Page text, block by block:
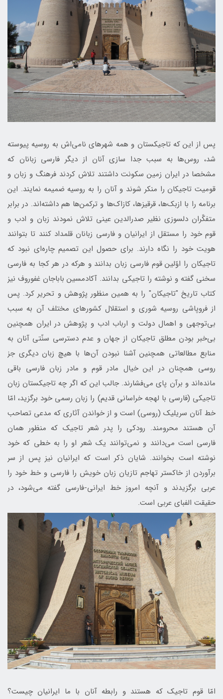
پس از این که تاجیکستان و همه شهرهای نامی‌اش به روسیه پیوسته
شد، روس‌ها به سبب جدا سازی آنان از دیگر فارسی زبانان که
مشخصا در ایران زمین سکونت داشتند تلاش کردند فرهنگ و زبان و
قومیت تاجیکان را منکر شوند و آنان را به روسیه ضمیمه نمایند. این
برنامه را با ازبک‌ها، قرقیزها، کازاک‌ها و ترکمن‌ها هم داشته‌اند. در برابر
متفکّران دلسوزی نظیر صدرالدین عینی تلاش نمودند زبان و ادب و
قوم خود را مستقل از ایرانیان و فارسی زبانان قلمداد کنند تا بتوانند
هویت خود را نگاه دارند. برای حصول این تصمیم چاره‌ای نبود که
تاجیکان را اوّلین قوم فارسی زبان بدانند و هرکه در هر کجا به فارسی
سخنی گفته و نوشته را تاجیکی بدانند. آکادمسین باباجان غفوروف نیز
کتاب تاریخ "تاجیکان" را به همین منظور پژوهش و تحریر کرد. پس
از فروپاشی روسیه شوری و استقلال کشورهای مختلف آن به سبب
بی‌توجهی و اهمال دولت و ارباب ادب و پژوهش در ایران همچنین
بی‌خبر بودن مطلق تاجیکان از جهان و عدم دسترسی سنّتی آنان به
منابع مطالعاتی همچنین آشنا نبودن آن‌ها با هیچ زبان دیگری جز
روسی همچنان در این خیال مادر قوم و مادر زبان فارسی باقی
مانده‌اند و برآن پای می‌فشارند. جالب این که اگر چه تاجیکستان زبان
تاجیکی (فارسی با لهجه خراسانی قدیم) را زبان رسمی خود برگزید، امّا
خط آنان سریلیک (روسی) است و از خواندن آثاری که مدعی تصاحب
آن هستند محرومند. رودکی را پدر شعر تاجیک که منظور همان
فارسی است می‌دانند و نمی‌توانند یک شعر او را به خطی که خود
نوشته است بخوانند. شایان ذکر است که ایرانیان نیز پس از سر
برآوردن از خاکستر تهاجم تازیان زبان خویش را فارسی و خط خود را
عربی برگزیدند و آنچه امروز خط ایرانی-فارسی گفته می‌شود، در
حقیقت الفبای عربی است.
امّا قوم تاجیک که هستند و رابطه آنان با ما ایرانیان چیست؟